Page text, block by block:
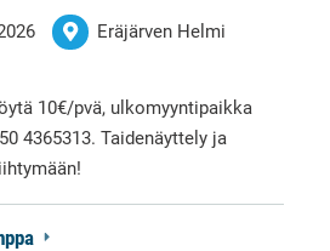
Eräjärven Helmi
10€/pvä, ulkomyyntipaikka
4365313. Taidenäyttely ja